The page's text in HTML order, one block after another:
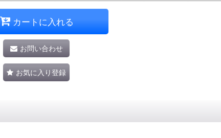
カートに入れる
お問い合わせ
お気に入り登録